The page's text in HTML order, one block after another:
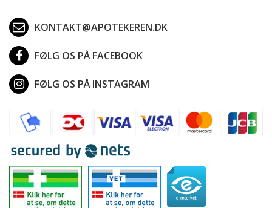
KONTAKT@APOTEKEREN.DK
FØLG OS PÅ FACEBOOK
FØLG OS PÅ INSTAGRAM